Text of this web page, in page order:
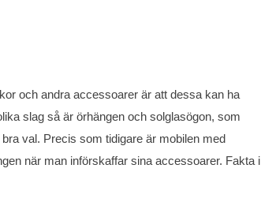
och andra accessoarer är att dessa kan ha
slag så är örhängen och solglasögon, som
val. Precis som tidigare är mobilen med
när man införskaffar sina accessoarer. Fakta i